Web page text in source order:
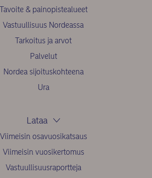
Tavoite & painopistealueet
Vastuullisuus Nordeassa
Tarkoitus ja arvot
Palvelut
Nordea sijoituskohteena
Ura
Lataa
Viimeisin osavuosikatsaus
Viimeisin vuosikertomus
Vastuullisuusraportteja